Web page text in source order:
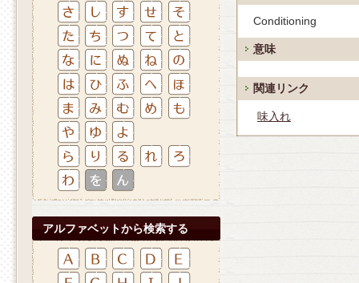
アルファベットから検索する
Conditioning
意味
関連リンク
味入れ